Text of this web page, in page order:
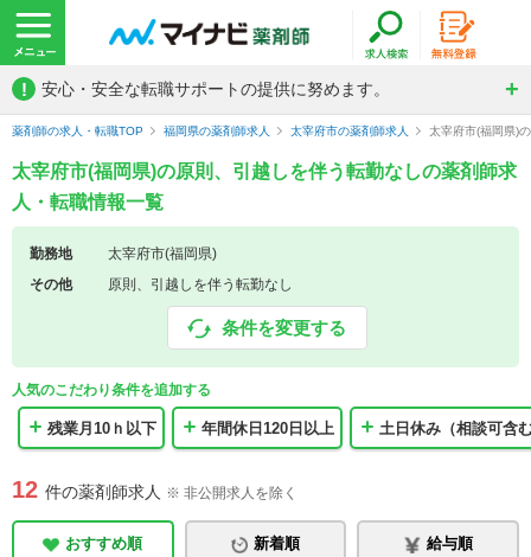
! 安心・安全な転職サポートの提供に努めます。
薬剤師の求人・転職TOP 福岡県の薬剤師求人 太宰府市の薬剤師求人 太宰府市(福岡県)
太宰府市(福岡県)の原則、引越しを伴う転勤なしの薬剤師求
人・転職情報一覧
勤務地
太宰府市(福岡県)
その他
原則、引越しを伴う転勤なし
条件を変更する
人気のこだわり条件を追加する
残業月10ｈ以下 年間休日120日以上 土日休み（相談可含
12 件の薬剤師求人 ※ 非公開求人を除く
おすすめ順 新着順 給与順